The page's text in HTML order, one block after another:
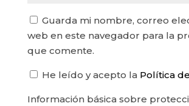
Guarda mi nombre, correo
web en este navegador para la
que comente.
He leído y acepto la Política
Información básica sobre